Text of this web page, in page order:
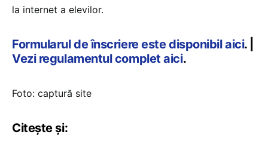
la internet a elevilor.
Formularul de înscriere este disponibil aici. |
Vezi regulamentul complet aici.
Foto: captură site
Citește și: